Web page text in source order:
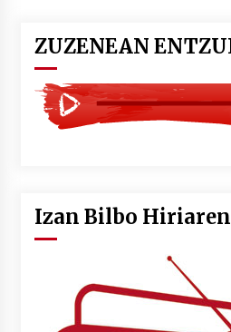
ZUZENEAN
Izan Bilbo Hiriaren